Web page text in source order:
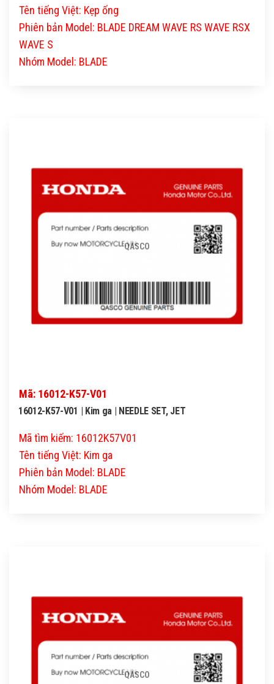
Tên tiếng Việt: Kẹp ống
Phiên bản Model: BLADE DREAM WAVE RS WAVE RSX
WAVE S
Nhóm Model: BLADE
QASCO
Mã: 16012-K57-V01
16012-K57-V01 | Kim ga | NEEDLE SET, JET
Mã tìm kiếm: 16012K57V01
Tên tiếng Việt: Kim ga
Phiên bản Model: BLADE
Nhóm Model: BLADE
QASCO